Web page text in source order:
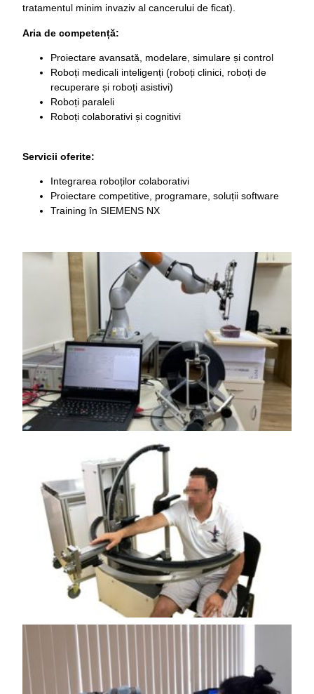
tratamentul minim invaziv al cancerului de ficat).
Aria de competență:
Proiectare avansată, modelare, simulare și control
Roboți medicali inteligenți (roboți clinici, roboți de
recuperare și roboți asistivi)
Roboți paraleli
Roboți colaborativi și cognitivi
Servicii oferite:
Integrarea roboților colaborativi
Proiectare competitive, programare, soluții software
Training în SIEMENS NX